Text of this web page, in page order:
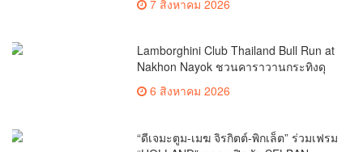
7 สิงหาคม 2026
Lamborghini Club Thailand Bull Run at
Nakhon Nayok ชวนคาราวานกระทิงดุ
สัมผัสธรรมชาติเมืองรอง ณ นครนายก
6 สิงหาคม 2026
“ดีเจมะตูม-เมฆ จิรกิตต์-พิกเล็ต” ร่วมเฟรม